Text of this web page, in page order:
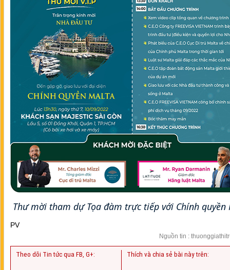
Thư mời tham dự Tọa đàm trực tiếp với Chính quyền
PV
Nguồn tin :
Theo dõi Tin tức qua FB, G+: Thích và chia sẻ bài này trên: